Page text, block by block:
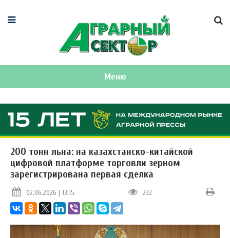
Меню
200 тонн льна: на казахстанско-китайской
цифровой платформе торговли зерном
зарегистрирована первая сделка
02.06.2026 | 13:15 232